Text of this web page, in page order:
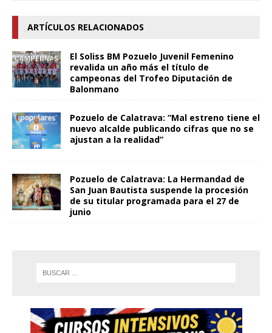
ARTÍCULOS RELACIONADOS
El Soliss BM Pozuelo Juvenil Femenino
revalida un año más el título de
campeonas del Trofeo Diputación de
Balonmano
Pozuelo de Calatrava: “Mal estreno tiene el
nuevo alcalde publicando cifras que no se
ajustan a la realidad”
Pozuelo de Calatrava: La Hermandad de
San Juan Bautista suspende la procesión
de su titular programada para el 27 de
junio